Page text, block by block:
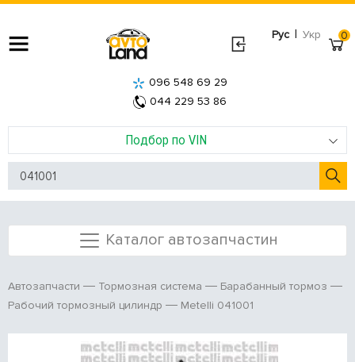
Рус | Укр
Подбор по VIN
096 548 69 29
044 229 53 86
0
Каталог автозапчастин
Автозапчасти Тормозная система
Барабанный тормоз
Рабочий тормозный цилиндр
Metelli 041001